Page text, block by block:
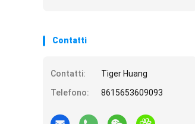
Contatti
Contatti:
Tiger Huang
Telefono:
8615653609093